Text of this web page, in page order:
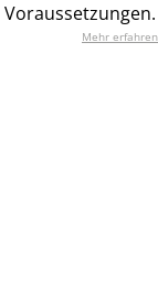
Mehr erfahren